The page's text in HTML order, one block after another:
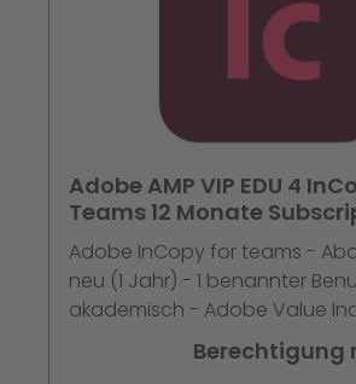
Adobe AMP VIP EDU 4
Teams 12 Monate
pro User
Adobe InCopy for teams -
neu (1 Jahr) - 1 benannter
akademisch - Adobe Value
(VIP) Marketplace - Stufe 4
Mac - Multi European
Berechtigung